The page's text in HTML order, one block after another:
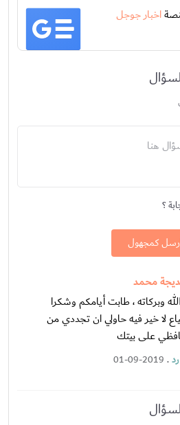
اخبار جوجل
هنا
؟
كمجهول
محمد
وبركاته ، طابت أيامكم وشكرا
لا خير فيه حاولي ان تجددي من
على بيتك
.
01-09-2019